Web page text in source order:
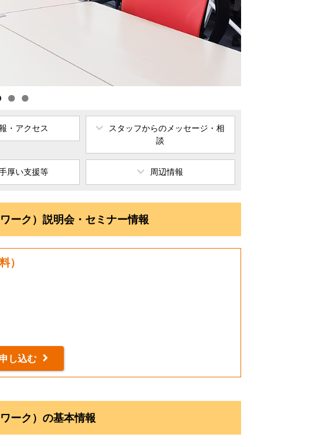
・アクセス スタッフからのメッセージ・相
談
厚い支援等 周辺情報
ーク）説明会・セミナー情報
）
し込む
ーク）の基本情報